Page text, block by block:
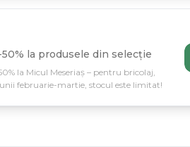
la produsele din selecție
la Micul Meseriaș – pentru bricolaj,
februarie-martie, stocul este limitat!